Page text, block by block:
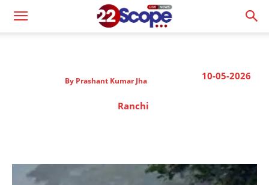
10-05-2026
By Prashant Kumar Jha
Ranchi